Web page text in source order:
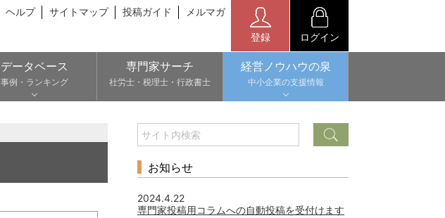
ヘルプ サイトマップ 投稿ガイド メルマガ
登録 ログイン
データベース
事例・ランキング
専門家サーチ
社労士・税理士・行政書士
経営ノウハウの泉
中小企業の支援情報
お知らせ
2024.4.22
専門家投稿用コラムへの自動投稿を受付けます